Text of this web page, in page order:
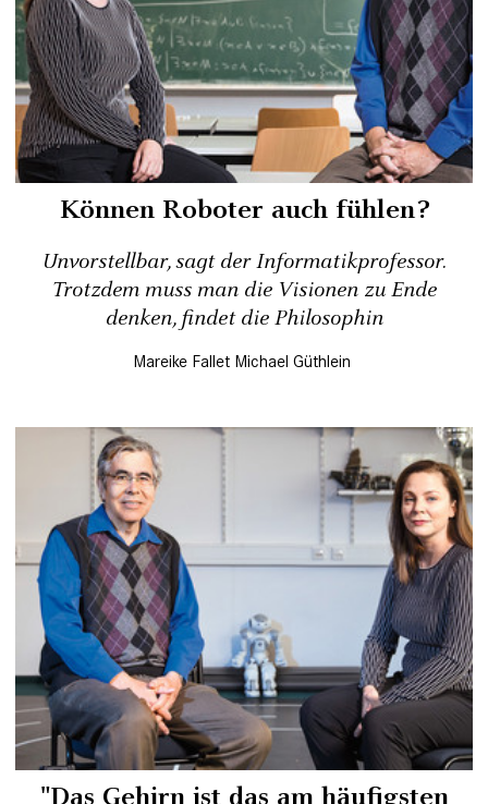
Können Roboter auch fühlen?
Unvorstellbar, sagt der Informatikprofessor.
Trotzdem muss man die Visionen zu Ende
denken, findet die Philosophin
Mareike Fallet Michael Güthlein